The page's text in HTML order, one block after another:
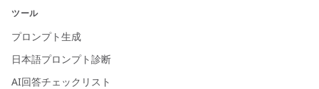
ツール
プロンプト生成
日本語プロンプト診断
AI回答チェックリスト